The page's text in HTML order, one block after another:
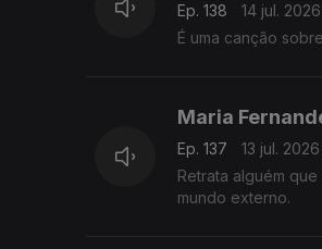
Ep. 138
14 jul. 2026
É uma canção
Maria
Ep. 137
13 jul. 2026
Retrata alguém
mundo externo.